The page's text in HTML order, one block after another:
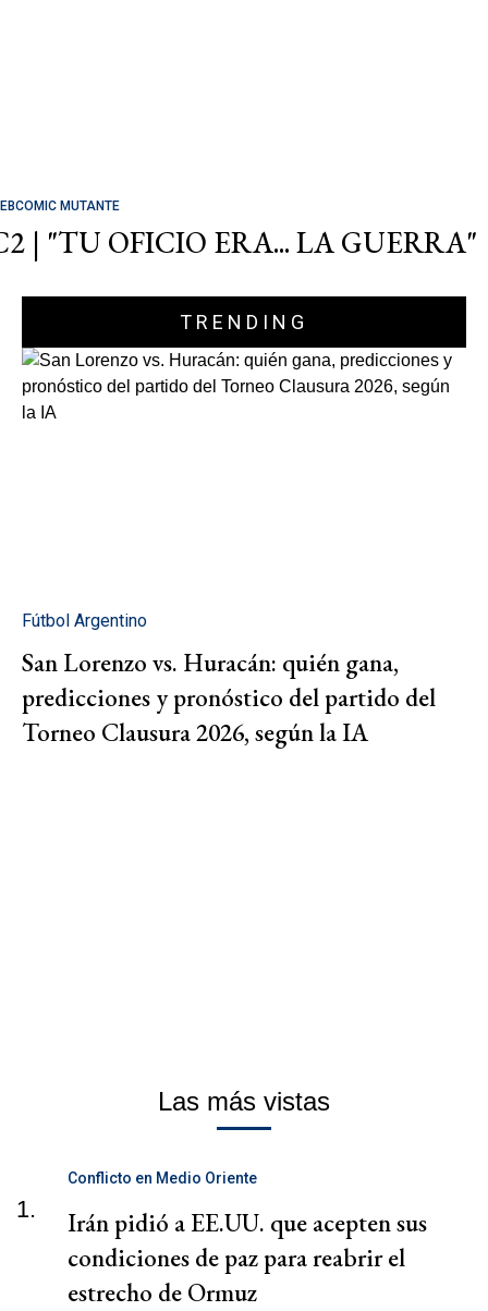
MUTANTE
| "TU OFICIO ERA... LA GUERRA"
TRENDING
Fútbol Argentino
San Lorenzo vs. Huracán: quién gana,
predicciones y pronóstico del partido del
Torneo Clausura 2026, según la IA
Las más vistas
1.
Conflicto en Medio Oriente
Irán pidió a EE.UU. que acepten sus
condiciones de paz para reabrir el
estrecho de Ormuz